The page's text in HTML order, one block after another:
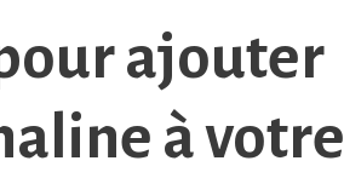
ajouter
à votre